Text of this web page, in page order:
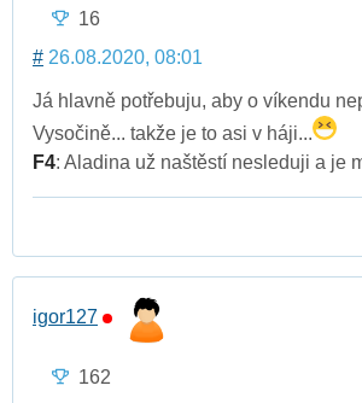
16
# 26.08.2020, 08:01
Já hlavně potřebuju, aby o víkendu
Vysočině... takže je to asi v háji...
F4: Aladina už naštěstí nesleduji a je
igor127
162